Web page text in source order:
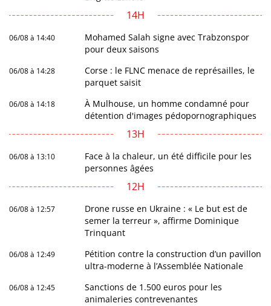
14H
06/08 à 14:40
Mohamed Salah signe avec Trabzonspor
pour deux saisons
06/08 à 14:28
Corse : le FLNC menace de représailles, le
parquet saisit
06/08 à 14:18
À Mulhouse, un homme condamné pour
détention d'images pédopornographiques
13H
06/08 à 13:10
Face à la chaleur, un été difficile pour les
personnes âgées
12H
06/08 à 12:57
Drone russe en Ukraine : « Le but est de
semer la terreur », affirme Dominique
Trinquant
06/08 à 12:49
Pétition contre la construction d’un pavillon
ultra-moderne à l’Assemblée Nationale
06/08 à 12:45
Sanctions de 1.500 euros pour les
animaleries contrevenantes